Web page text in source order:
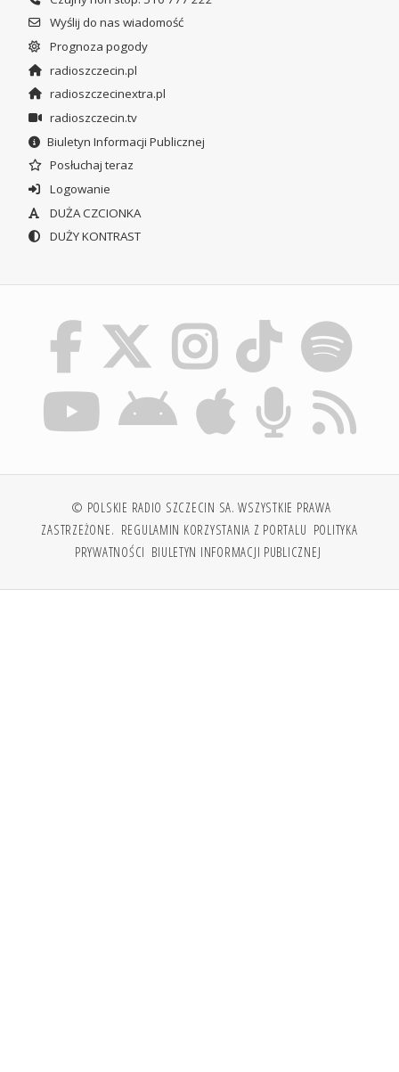
Wyślij do nas wiadomość
Prognoza pogody
radioszczecin.pl
radioszczecinextra.pl
radioszczecin.tv
Biuletyn Informacji Publicznej
Posłuchaj teraz
Logowanie
DUŻA CZCIONKA
DUŻY KONTRAST
© POLSKIE RADIO SZCZECIN SA. WSZYSTKIE PRAWA
ZASTRZEŻONE. REGULAMIN KORZYSTANIA Z PORTALU POLITYKA
PRYWATNOŚCI BIULETYN INFORMACJI PUBLICZNEJ